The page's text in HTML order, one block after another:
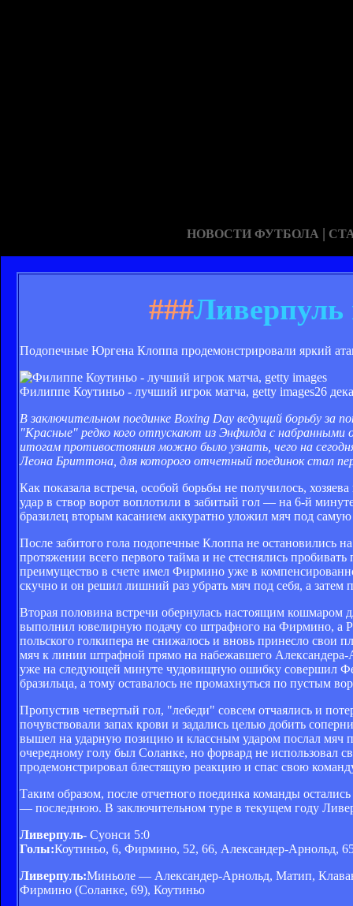
НОВОСТИ ФУТБОЛА |
###Ливерпуль
Подопечные Юргена Клоппа продемонстрировали яркий
Филиппе Коутиньо - лучший игрок матча, getty images26
В заключительном поединке Boxing Day ведущий борьбу за
"Красные" редко кого отпускают из Энфилда с набранными
итогам противостояния можно было узнать, чего на
Леона Бриттона, для которого отчетный поединок стал
Как показала встреча, особой борьбы не получилось,
удар в створ ворот воплотили в забитый гол — на 6-й
бразилец вторым касанием аккуратно уложил мяч под
После забитого гола подопечные Клоппа не остановились
протяжении всего первого тайма и не стеснялись
преимущество в счете имел Фирмино уже в
скучно и он решил лишний раз убрать мяч под себя, а затем
Вторая половина встречи обернулась настоящим
выполнил ювелирную подачу со штрафного на Фирмино, а
польского голкипера не снижалось и вновь принесло
мяч к линии штрафной прямо на набежавшего
уже на следующей минуте чудовищную ошибку совершил
бразильца, а тому оставалось не промахнуться по пустым
Пропустив четвертый гол, "лебеди" совсем отчаялись и
почувствовали запах крови и задались целью добить
вышел на ударную позицию и классным ударом послал мяч
очередному голу был Соланке, но форвард не использовал
продемонстрировал блестящую реакцию и спас свою
Таким образом, после отчетного поединка команды
— последнюю. В заключительном туре в текущем году
Ливерпуль- Суонси 5:0
Голы:Коутиньо, 6, Фирмино, 52, 66, Александер-Арнольд,
Ливерпуль:Миньоле — Александер-Арнольд, Матип,
Фирмино (Соланке, 69), Коутиньо